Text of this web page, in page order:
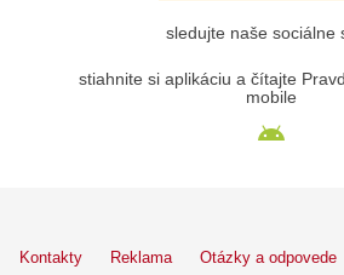
sledujte naše sociálne
stiahnite si aplikáciu a čítajte
mobile
Kontakty Reklama Otázky a odpovede